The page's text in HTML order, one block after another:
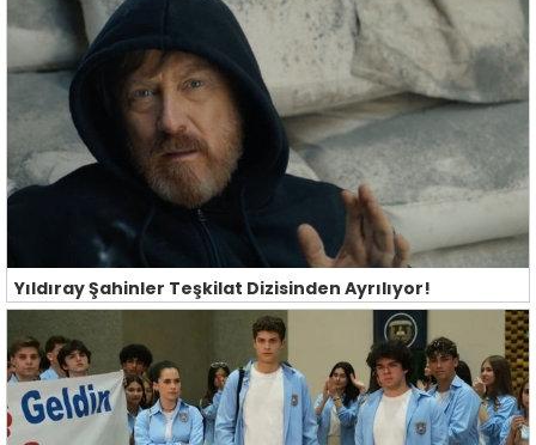
Yıldıray Şahinler Teşkilat Dizisinden Ayrılıyor!